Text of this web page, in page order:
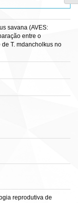
savana (AVES:
entre o
T. mdancholkus no
reprodutiva de